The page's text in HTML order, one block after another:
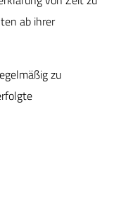
ab ihrer
zu